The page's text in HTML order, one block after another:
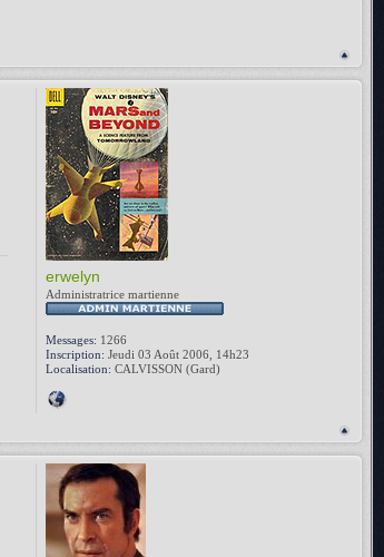
erwelyn
Administratrice martienne
Messages: 1266
Inscription: Jeudi 03 Août 2006, 14h23
Localisation: CALVISSON (Gard)